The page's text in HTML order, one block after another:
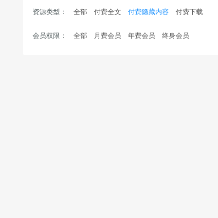
资源类型： 全部 付费全文 付费隐藏内容 付费下载
会员权限： 全部 月费会员 年费会员 终身会员